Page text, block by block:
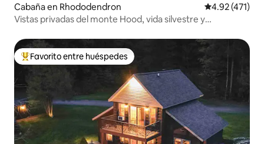
Cabaña en Rhododendron Calificación
4.92 (471)
Vistas privadas del monte Hood, vida silvestre y
Favorito entre huéspedes preferido
Favorito entre huéspedes